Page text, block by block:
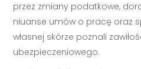
przez zmiany podatkowe,
niuanse umów o pracę oraz
własnej skórze poznali
ubezpieczeniowego.